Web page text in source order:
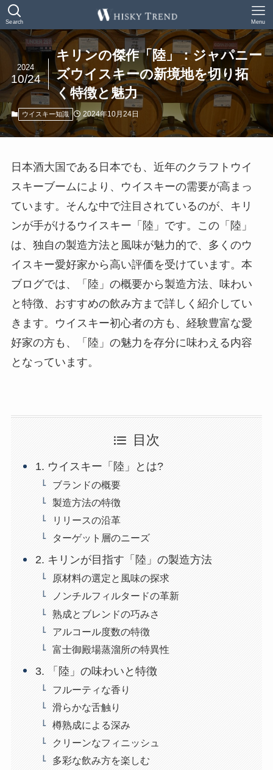
Search Menu
キリンの傑作「陸」：ジャパニー
ズウイスキーの新境地を切り拓
く特徴と魅力
2024
10/24
ウイスキー知識 2024年10月24日
日本酒大国である日本でも、近年のクラフトウイ
スキーブームにより、ウイスキーの需要が高まっ
ています。そんな中で注目されているのが、キリ
ンが手がけるウイスキー「陸」です。この「陸」
は、独自の製造方法と風味が魅力的で、多くのウ
イスキー愛好家から高い評価を受けています。本
ブログでは、「陸」の概要から製造方法、味わい
と特徴、おすすめの飲み方まで詳しく紹介してい
きます。ウイスキー初心者の方も、経験豊富な愛
好家の方も、「陸」の魅力を存分に味わえる内容
となっています。
目次
1. ウイスキー「陸」とは?
ブランドの概要
製造方法の特徴
リリースの沿革
ターゲット層のニーズ
2. キリンが目指す「陸」の製造方法
原材料の選定と風味の探求
ノンチルフィルタードの革新
熟成とブレンドの巧みさ
アルコール度数の特徴
富士御殿場蒸溜所の特異性
3. 「陸」の味わいと特徴
フルーティな香り
滑らかな舌触り
樽熟成による深み
クリーンなフィニッシュ
多彩な飲み方を楽しむ